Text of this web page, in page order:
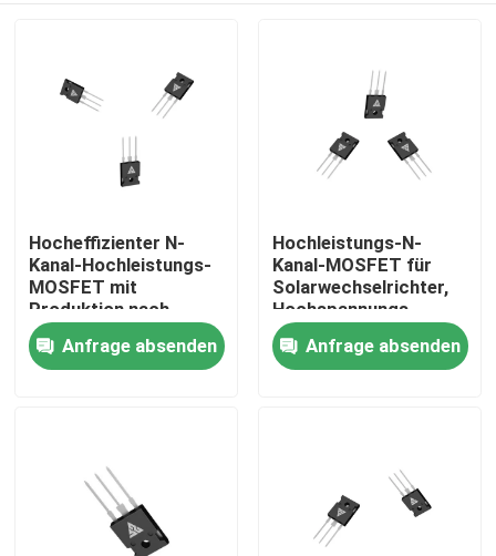
Produkte
Über uns
Qualitätskontrolle
Hocheffizienter N-
Kanal-Hochleistungs-
MOSFET mit
Produktion nach
Militärstandard für
robuste
Energieübertragung
Anfrage absenden
Hochleistungs-N-
Kanal-MOSFET für
Solarwechselrichter,
Hochspannungs-
DC/DC-Wandler und
Motortreiber
Anfrage absenden